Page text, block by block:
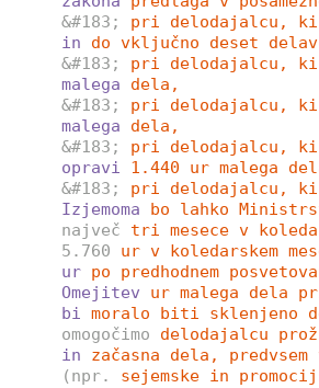
&#183;
pri delodajalcu, ki
in
do vključno deset
&#183;
pri delodajalcu, ki
malega
dela,
&#183;
pri delodajalcu, ki
malega
dela,
&#183;
pri delodajalcu, ki
opravi
1.440 ur malega
&#183;
pri delodajalcu, ki
Izjemoma
bo lahko
največ
tri mesece v
5.760
ur v koledarskem
ur po predhodnem
Omejitev
ur malega dela
bi moralo biti sklenjeno
omogočimo
delodajalcu
in
začasna dela,
(npr.
sejemske in